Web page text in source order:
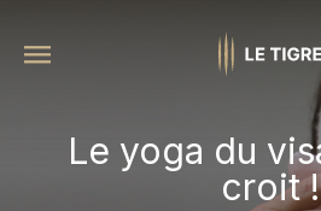
Le yoga du
croit !